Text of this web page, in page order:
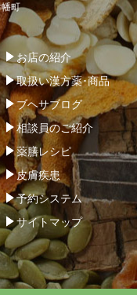
町
お店の紹介
取扱い漢方薬･商品
ブヘサブログ
相談員のご紹介
薬膳レシピ
皮膚疾患
予約システム
サイトマップ